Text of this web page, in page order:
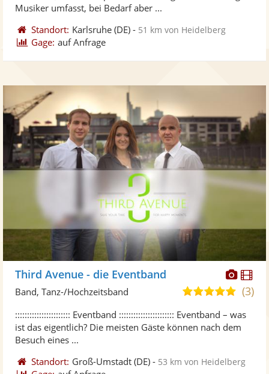
Sternen
Musiker umfasst, bei Bedarf aber ...
Standort: Karlsruhe (DE) - 51 km von Heidelberg
Gage: auf Anfrage
Fotos
Third Avenue - die Eventband
5,0
5
(3)
Band, Tanz-/Hochzeitsband
::::::::::::::::::::::: Eventband ::::::::::::::::::::::: Eventband – was
ist das eigentlich? Die meisten Gäste können nach dem
Besuch eines ...
Standort: Groß-Umstadt (DE) - 53 km von Heidelberg